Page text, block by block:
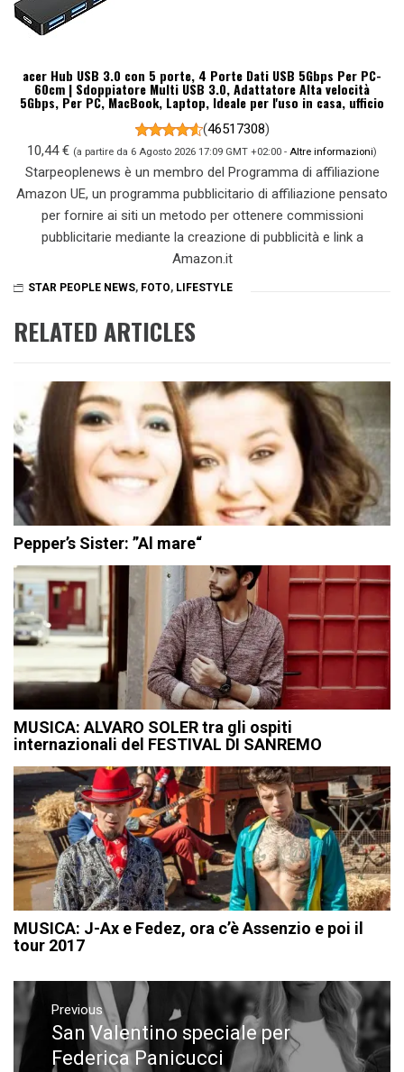
acer Hub USB 3.0 con 5 porte, 4 Porte Dati USB 5Gbps Per PC-
60cm | Sdoppiatore Multi USB 3.0, Adattatore Alta velocità
5Gbps, Per PC, MacBook, Laptop, Ideale per l'uso in casa, ufficio
(46517308)
10,44 € (a partire da 6 Agosto 2026 17:09 GMT +02:00 - Altre informazioni)
Starpeoplenews è un membro del Programma di affiliazione
Amazon UE, un programma pubblicitario di affiliazione pensato
per fornire ai siti un metodo per ottenere commissioni
pubblicitarie mediante la creazione di pubblicità e link a
Amazon.it
STAR PEOPLE NEWS, FOTO, LIFESTYLE
RELATED ARTICLES
Pepper’s Sister: ”Al mare“
MUSICA: ALVARO SOLER tra gli ospiti
internazionali del FESTIVAL DI SANREMO
MUSICA: J-Ax e Fedez, ora c’è Assenzio e poi il
tour 2017
Navigazione
articoli
Previous
Previous
post:
San Valentino speciale per
Federica Panicucci